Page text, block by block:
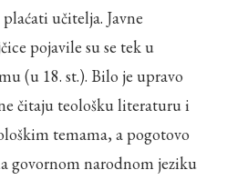
učitelja. Javne
pojavile su se tek u
(u 18. st.). Bilo je upravo
čitaju teološku literaturu i
temama, a pogotovo
govornom narodnom jeziku